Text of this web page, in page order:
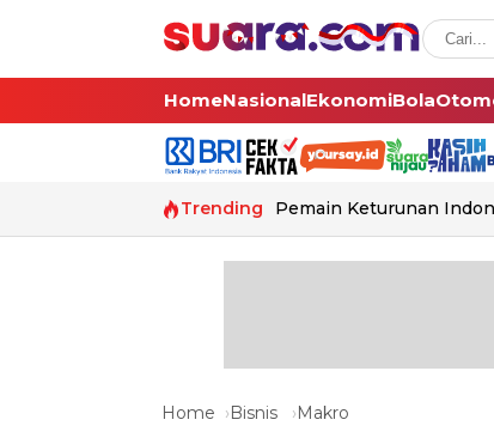
HomeNasionalEkonomiBola
Trending Pemain Keturunan
Home Bisnis Makro